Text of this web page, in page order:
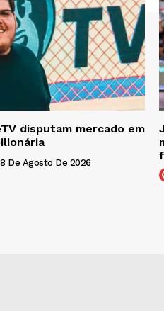
disputam mercado em
8 De Agosto De 2026